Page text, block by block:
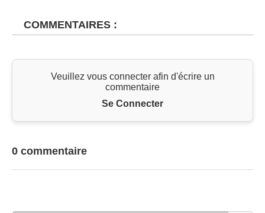
COMMENTAIRES :
Veuillez vous connecter afin d'écrire un
commentaire
Se Connecter
0 commentaire